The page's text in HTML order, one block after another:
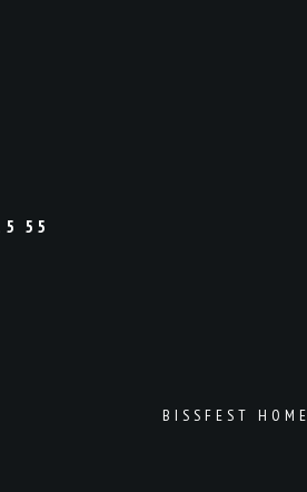
55
BISSFEST HOME